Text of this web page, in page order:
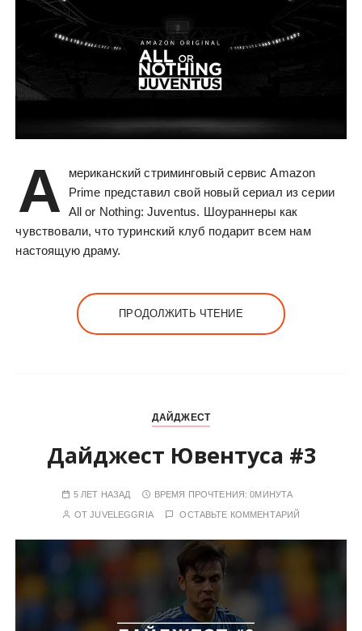
А
мериканский стриминговый сервис Amazon
Prime представил свой новый сериал из серии
All or Nothing: Juventus. Шоураннеры как
чувствовали, что туринский клуб подарит всем нам
настоящую драму.
ПРОДОЛЖИТЬ ЧТЕНИЕ
ДАЙДЖЕСТ
Дайджест Ювентуса #3
5 ЛЕТ НАЗАД ВРЕМЯ ПРОЧТЕНИЯ:0МИНУТА
ОТJUVELEGGRIA ОСТАВЬТЕ КОММЕНТАРИЙ